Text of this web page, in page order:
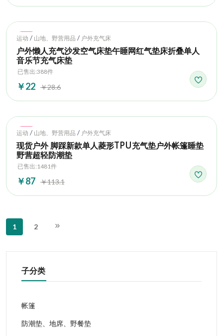
Hot
运动 / 山地、野营用品 / 户外充气床
户外懒人充气沙发空气床垫午睡网红气垫床折叠单人
音乐节充气床垫
已售出:388件
￥22 ￥28.6
Hot
运动 / 山地、野营用品 / 户外充气床
现货户外 脚踩新款单人菱形TPU充气垫户外帐篷睡垫
野营超轻防潮垫
已售出:1481件
￥87 ￥113.1
1 2
子分类
帐篷
防潮垫、地席、野餐垫